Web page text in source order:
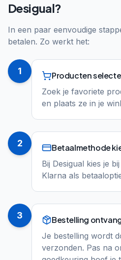
Desigual?
In een paar eenvoudige
betalen. Zo werkt het:
1 Producten
Zoek je favoriete
en plaats ze in je
2 Betaalmethode
Bij Desigual kies je
Klarna als
3 Bestelling
Je bestelling wordt
verzonden. Pas na